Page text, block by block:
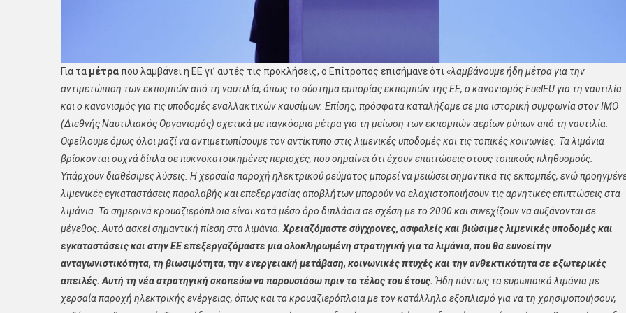
Για τα μέτρα που λαμβάνει η ΕΕ γι’ αυτές τις προκλήσεις, ο Επίτροπος επισήμανε ότι «λαμβάνουμε ήδη μέτρα για την
αντιμετώπιση των εκπομπών από τη ναυτιλία, όπως το σύστημα εμπορίας εκπομπών της ΕΕ, ο κανονισμός FuelEU για τη ναυτιλία
και ο κανονισμός για τις υποδομές εναλλακτικών καυσίμων. Επίσης, πρόσφατα καταλήξαμε σε μια ιστορική συμφωνία στον ΙΜΟ
(Διεθνής Ναυτιλιακός Οργανισμός) σχετικά με παγκόσμια μέτρα για τη μείωση των εκπομπών αερίων ρύπων από τη ναυτιλία.
Οφείλουμε όμως όλοι μαζί να αντιμετωπίσουμε τον αντίκτυπο στις λιμενικές υποδομές και τις τοπικές κοινωνίες. Τα λιμάνια
βρίσκονται συχνά δίπλα σε πυκνοκατοικημένες περιοχές, που σημαίνει ότι έχουν επιπτώσεις στους τοπικούς πληθυσμούς.
Υπάρχουν διαθέσιμες λύσεις. Η χερσαία παροχή ηλεκτρικού ρεύματος μπορεί να μειώσει σημαντικά τις εκπομπές, ενώ
λιμενικές εγκαταστάσεις παραλαβής και επεξεργασίας αποβλήτων μπορούν να ελαχιστοποιήσουν τις αρνητικές επιπτώσεις στα
λιμάνια. Τα σημερινά κρουαζιερόπλοια είναι κατά μέσο όρο διπλάσια σε σχέση με το 2000 και συνεχίζουν να αυξάνονται σε
μέγεθος. Αυτό ασκεί σημαντική πίεση στα λιμάνια. Χρειαζόμαστε σύγχρονες, ασφαλείς και βιώσιμες λιμενικές υποδομές και
εγκαταστάσεις και στην ΕΕ επεξεργαζόμαστε μια ολοκληρωμένη στρατηγική για τα λιμάνια, που θα ευνοείτην
ανταγωνιστικότητα, τη βιωσιμότητα, την ενεργειακή μετάβαση, κοινωνικές πτυχές και την ανθεκτικότητα σε εξωτερικές
απειλές. Αυτή τη νέα στρατηγική σκοπεύω να παρουσιάσω πριν το τέλος του έτους. Ήδη πάντως τα ευρωπαϊκά λιμάνια με
χερσαία παροχή ηλεκτρικής ενέργειας, όπως και τα κρουαζιερόπλοια με τον κατάλληλο εξοπλισμό για να τη χρησιμοποιήσουν,